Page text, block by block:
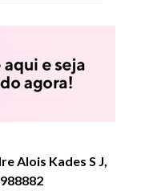
Alois Kades S J,